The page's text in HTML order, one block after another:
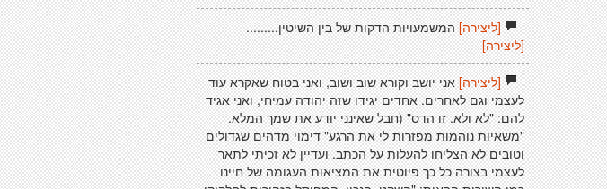
[ליצירה]המשמעויות הדקות של בין השיטין.........
[ליצירה]
[ליצירה]אני יושב וקורא שוב ושוב, ואני בטוח שאקרא עוד
לעצמי וגם לאחרים. אחדים יגידו שזה יהודה עמיחי, ואני אגיד
להם: "לא ולא. זו הדס" (חבל שאינני יודע את שמך המלא.
"משאיות נוהמות מפזרות לי את הרגע" דימוי מדהים שגדולים
וטובים לא הצליחו להעלות על הכתב. ועדיין לא זכיתי לתאר
לעצמי בצורה כל כך פיוטית את המציאות העגומה של חיינו